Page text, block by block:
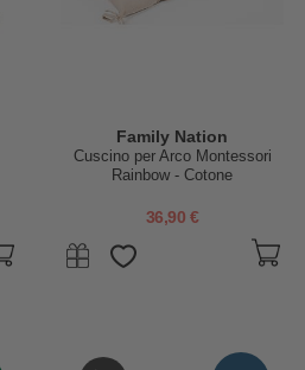
Family Nation
Cuscino per Arco Montessori
Rainbow - Cotone
36,90 €